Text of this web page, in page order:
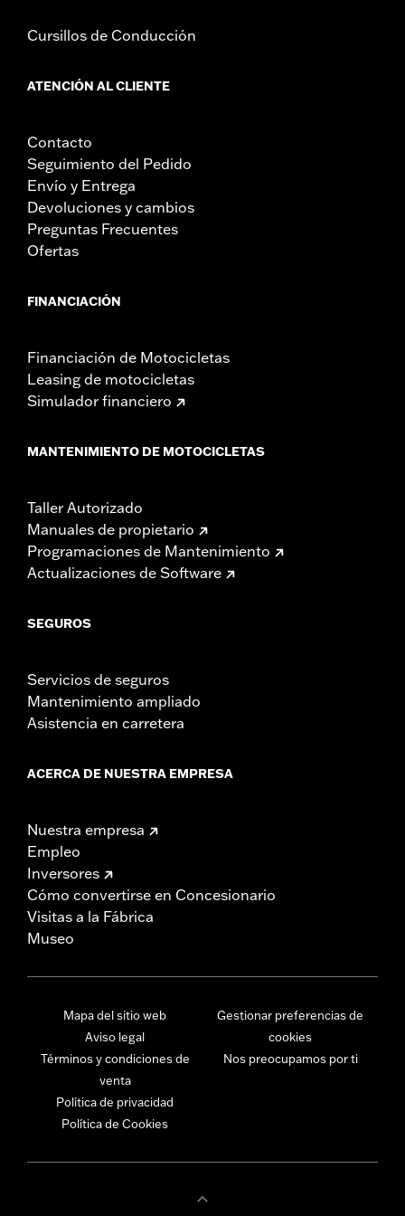
Cursillos de Conducción
ATENCIÓN AL CLIENTE
Contacto
Seguimiento del Pedido
Envío y Entrega
Devoluciones y cambios
Preguntas Frecuentes
Ofertas
FINANCIACIÓN
Financiación de Motocicletas
Leasing de motocicletas
Simulador financiero
MANTENIMIENTO DE MOTOCICLETAS
Taller Autorizado
Manuales de propietario
Programaciones de Mantenimiento
Actualizaciones de Software
SEGUROS
Servicios de seguros
Mantenimiento ampliado
Asistencia en carretera
ACERCA DE NUESTRA EMPRESA
Nuestra empresa
Empleo
Inversores
Cómo convertirse en Concesionario
Visitas a la Fábrica
Museo
Mapa del sitio web
Aviso legal
Términos y condiciones de
venta
Política de privacidad
Política de Cookies
Gestionar preferencias de
cookies
Nos preocupamos por ti